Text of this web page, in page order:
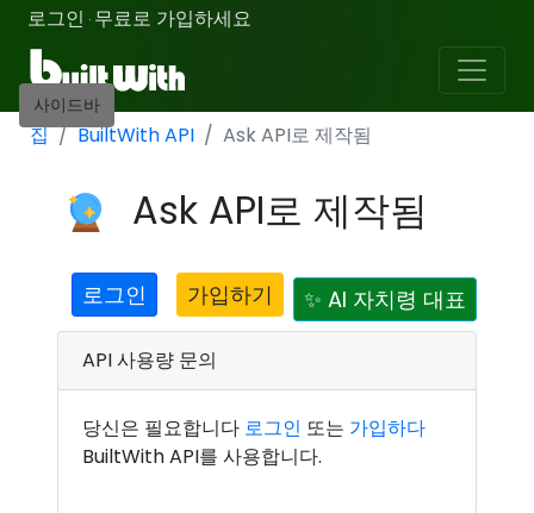
로그인 · 무료로 가입하세요
집 BuiltWith API Ask API로 제작됨
사이드바
Ask API로 제작됨
로그인 가입하기 ✨ AI 자치령 대표
API 사용량 문의
당신은 필요합니다 로그인 또는 가입하다
BuiltWith API를 사용합니다.